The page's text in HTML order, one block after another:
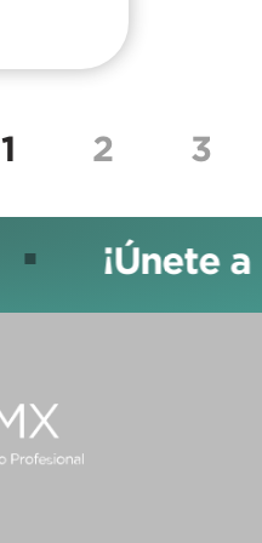
1 (current)
2 3
¡Únete a la